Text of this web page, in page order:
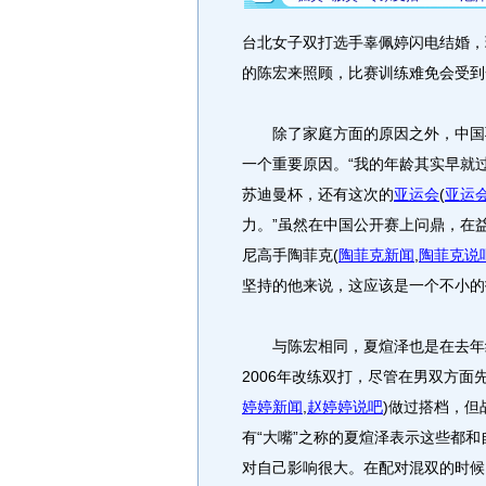
台北女子双打选手辜佩婷闪电结婚
的陈宏来照顾，比赛训练难免会受
除了家庭方面的原因之外，中国
一个重要原因。“我的年龄其实早就
苏迪曼杯，还有这次的亚运会(亚运
力。”虽然在中国公开赛上问鼎，在
尼高手陶菲克(陶菲克新闻 陶菲克说
坚持的他来说，这应该是一个不小
与陈宏相同，夏煊泽也是在去年
2006年改练双打，尽管在男双方面
婷婷新闻 赵婷婷说吧)做过搭档，但
有“大嘴”之称的夏煊泽表示这些都
对自己影响很大。在配对混双的时